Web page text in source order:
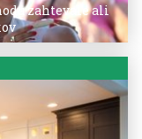
zahtevale ali